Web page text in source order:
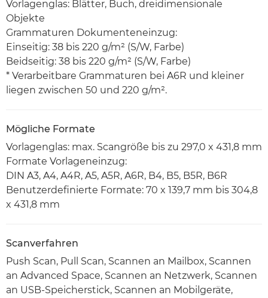
Vorlagenglas: Blätter, Buch, dreidimensionale
Objekte
Grammaturen Dokumenteneinzug:
Einseitig: 38 bis 220 g/m² (S/W, Farbe)
Beidseitig: 38 bis 220 g/m² (S/W, Farbe)
* Verarbeitbare Grammaturen bei A6R und kleiner
liegen zwischen 50 und 220 g/m².
Mögliche Formate
Vorlagenglas: max. Scangröße bis zu 297,0 x 431,8 mm
Formate Vorlageneinzug:
DIN A3, A4, A4R, A5, A5R, A6R, B4, B5, B5R, B6R
Benutzerdefinierte Formate: 70 x 139,7 mm bis 304,8
x 431,8 mm
Scanverfahren
Push Scan, Pull Scan, Scannen an Mailbox, Scannen
an Advanced Space, Scannen an Netzwerk, Scannen
an USB-Speicherstick, Scannen an Mobilgeräte,